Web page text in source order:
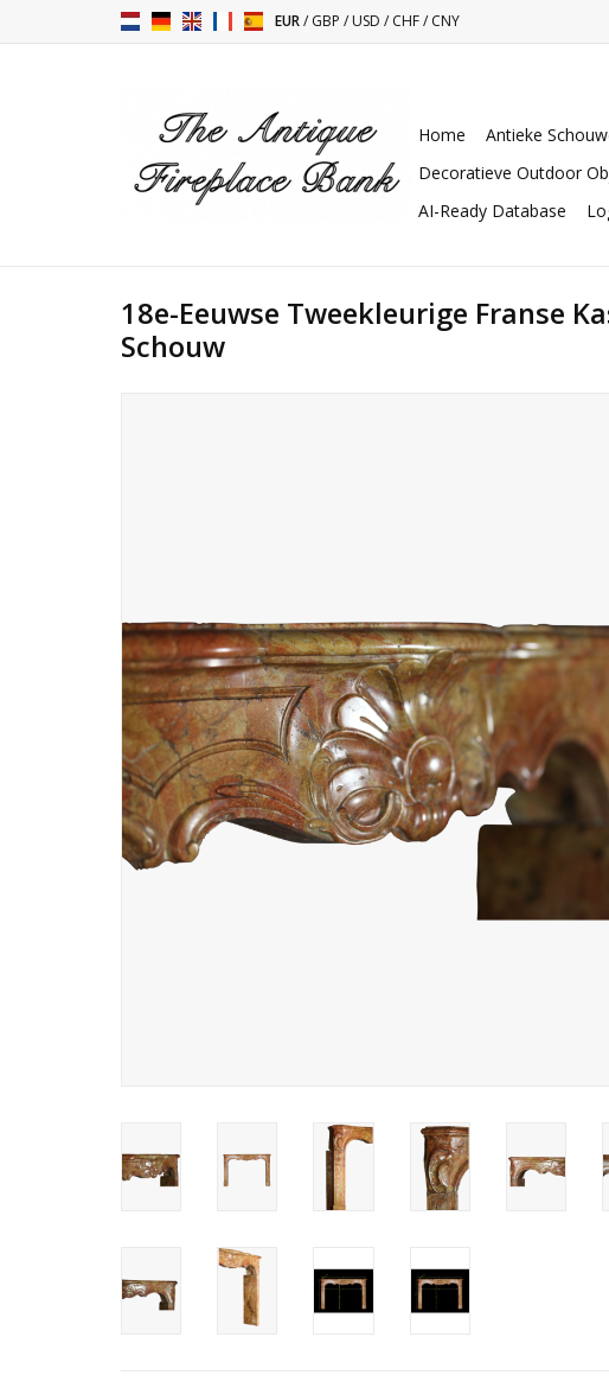
EUR/GBP /USD /CHF/CNY
Home Antieke
Decoratieve Outdoor
AI-Ready Database
18e-Eeuwse Tweekleurige Franse
Schouw